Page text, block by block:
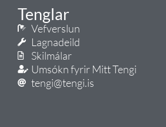
Tenglar
Vefverslun
Lagnadeild
Skilmálar
Umsókn fyrir Mitt Tengi
tengi@tengi.is